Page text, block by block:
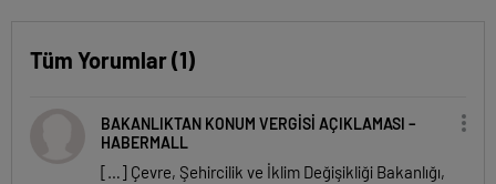
Tüm Yorumlar (1)
BAKANLIKTAN KONUM VERGİSİ AÇIKLAMASI –
HABERMALL
[…] Çevre, Şehircilik ve İklim Değişikliği Bakanlığı,